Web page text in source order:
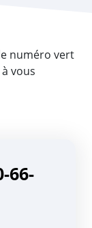
numéro vert
vous
66-